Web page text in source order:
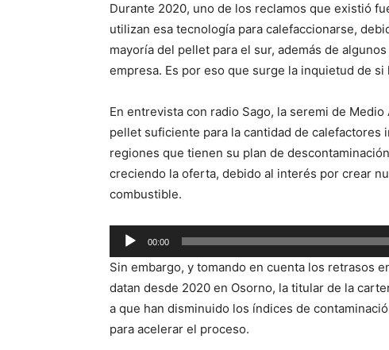
Durante 2020, uno de los reclamos que existió
utilizan esa tecnología para calefaccionarse,
mayoría del pellet para el sur, además de
empresa. Es por eso que surge la inquietud de
En entrevista con radio Sago, la seremi de
pellet suficiente para la cantidad de calefactores
regiones que tienen su plan de
creciendo la oferta, debido al interés por crear
combustible.
Reproductor
de
audio
00:00
Sin embargo, y tomando en cuenta los retrasos
datan desde 2020 en Osorno, la titular de la
a que han disminuido los índices de
para acelerar el proceso.